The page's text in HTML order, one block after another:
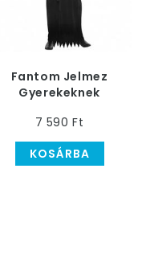
Fantom Jelmez
Gyerekeknek
7 590 Ft
KOSÁRBA